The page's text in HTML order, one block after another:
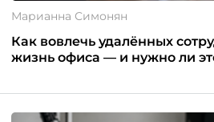
Марианна Симонян
Как вовлечь удалённых
жизнь офиса — и нужно ли